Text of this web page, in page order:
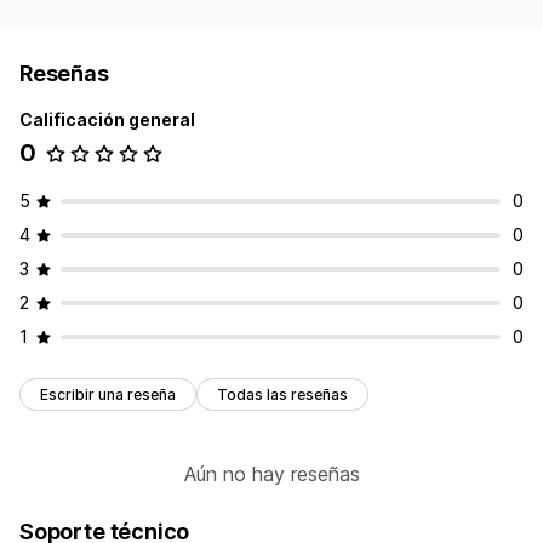
Reseñas
Calificación general
0
5
0
4
0
3
0
2
0
1
0
Escribir una reseña Todas las reseñas
Aún no hay reseñas
Soporte técnico